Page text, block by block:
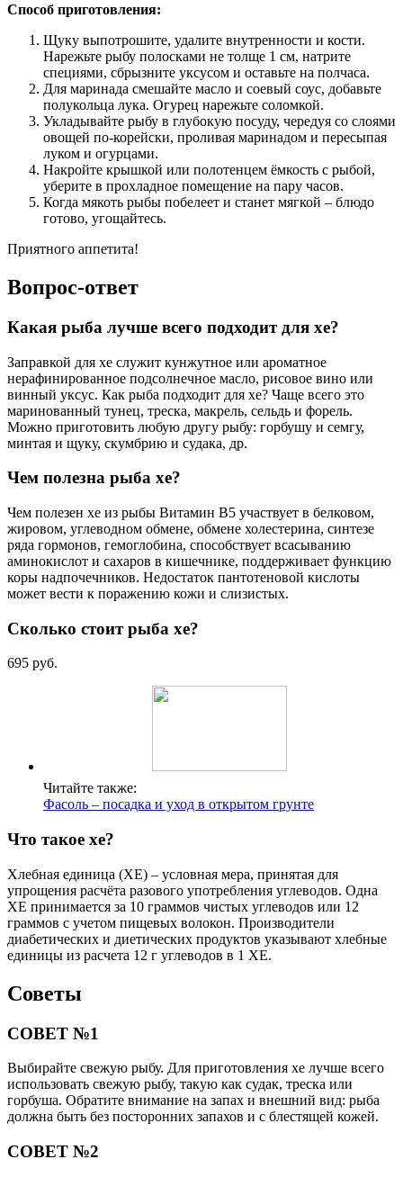
Способ приготовления:
Щуку выпотрошите, удалите внутренности и кости.
Нарежьте рыбу полосками не толще 1 см, натрите
специями, сбрызните уксусом и оставьте на полчаса.
Для маринада смешайте масло и соевый соус, добавьте
полукольца лука. Огурец нарежьте соломкой.
Укладывайте рыбу в глубокую посуду, чередуя со слоями
овощей по-корейски, проливая маринадом и пересыпая
луком и огурцами.
Накройте крышкой или полотенцем ёмкость с рыбой,
уберите в прохладное помещение на пару часов.
Когда мякоть рыбы побелеет и станет мягкой – блюдо
готово, угощайтесь.
Приятного аппетита!
Вопрос-ответ
Какая рыба лучше всего подходит для хе?
Заправкой для хе служит кунжутное или ароматное
нерафинированное подсолнечное масло, рисовое вино или
винный уксус. Как рыба подходит для хе? Чаще всего это
маринованный тунец, треска, макрель, сельдь и форель.
Можно приготовить любую другу рыбу: горбушу и семгу,
минтая и щуку, скумбрию и судака, др.
Чем полезна рыба хе?
Чем полезен хе из рыбы Витамин В5 участвует в белковом,
жировом, углеводном обмене, обмене холестерина, синтезе
ряда гормонов, гемоглобина, способствует всасыванию
аминокислот и сахаров в кишечнике, поддерживает функцию
коры надпочечников. Недостаток пантотеновой кислоты
может вести к поражению кожи и слизистых.
Сколько стоит рыба хе?
695 руб.
Читайте также:
Фасоль – посадка и уход в открытом грунте
Что такое хе?
Хлебная единица (ХЕ) – условная мера, принятая для
упрощения расчёта разового употребления углеводов. Одна
ХЕ принимается за 10 граммов чистых углеводов или 12
граммов с учетом пищевых волокон. Производители
диабетических и диетических продуктов указывают хлебные
единицы из расчета 12 г углеводов в 1 ХЕ.
Советы
СОВЕТ №1
Выбирайте свежую рыбу. Для приготовления хе лучше всего
использовать свежую рыбу, такую как судак, треска или
горбуша. Обратите внимание на запах и внешний вид: рыба
должна быть без посторонних запахов и с блестящей кожей.
СОВЕТ №2